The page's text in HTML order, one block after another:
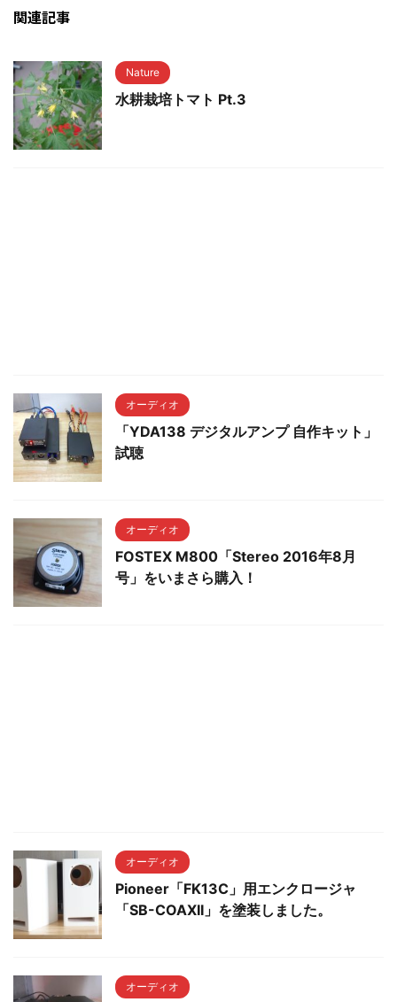
関連記事
Nature
水耕栽培トマト Pt.3
オーディオ
「YDA138 デジタルアンプ 自作キット」
試聴
オーディオ
FOSTEX M800「Stereo 2016年8月
号」をいまさら購入！
オーディオ
Pioneer「FK13C」用エンクロージャ
「SB-COAXII」を塗装しました。
オーディオ